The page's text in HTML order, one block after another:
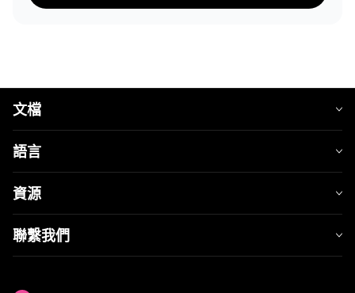
文檔
語言
資源
聯繫我們